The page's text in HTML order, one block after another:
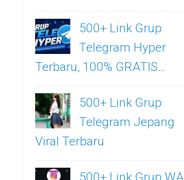
500+ Link Grup
Telegram Hyper
Terbaru, 100% GRATIS…
500+ Link Grup
Telegram Jepang
Viral Terbaru
500+ Link Grup WA